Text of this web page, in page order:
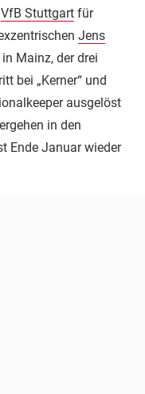
VfB Stuttgart für
Jens
Mainz, der drei
bei „Kerner“ und
ausgelöst
in den
Ende Januar wieder